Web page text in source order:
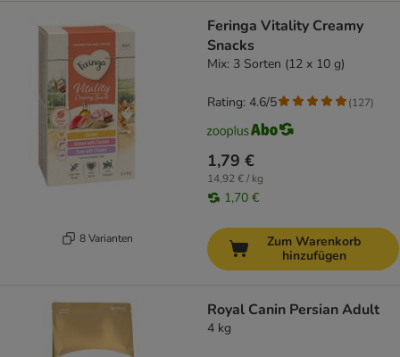
8 Varianten
Feringa Vitality Creamy
Snacks
Mix: 3 Sorten (12 x 10 g)
1,79 €
14,92 € / kg
1,70 €
Rating: 4.6/5 (127)
Zum Warenkorb
hinzufügen
Royal Canin Persian Adult
4 kg